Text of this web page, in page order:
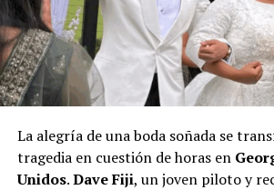
La alegría de una boda soñada se
tragedia en cuestión de horas en
Unidos.Dave Fiji, un joven piloto y